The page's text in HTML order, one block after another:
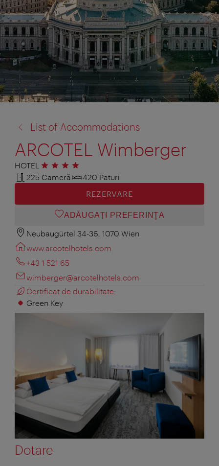
la:
List of Accommodations
ARCOTEL Wimberger
HOTEL 4 stele
225 Cameră
420 Paturi
REZERVARE
ADĂUGAȚI PREFERINŢA
Neubaugürtel 34-36, 1070 Wien
www.arcotelhotels.com
+43 1 521 65
wimberger@arcotelhotels.com
Certificat de durabilitate:
Green Key
Dotare